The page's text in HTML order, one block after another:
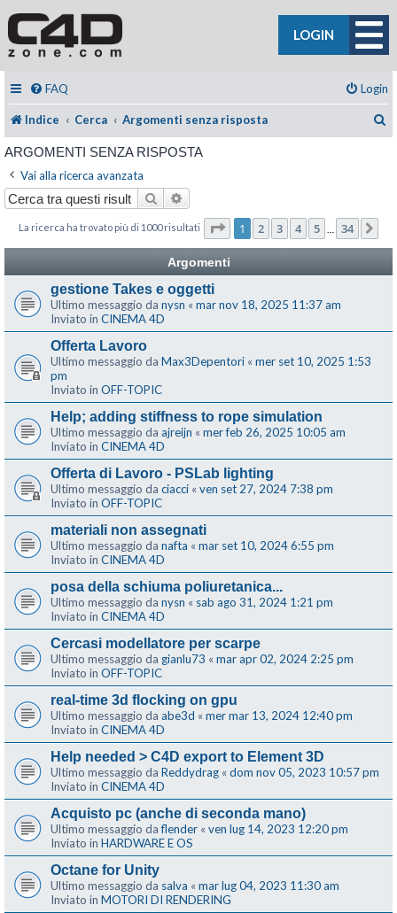
LOGIN
FAQ Login
Indice Cerca Argomenti senza risposta
ARGOMENTI SENZA RISPOSTA
Vai alla ricerca avanzata
Cerca
La ricerca ha trovato più di 1000 risultati Pagina di 34
1 2 3 4 5 34
Argomenti
gestione Takes e oggetti
Ultimo messaggio da nysn « mar nov 18, 2025 11:37 am
Inviato in CINEMA 4D
Offerta Lavoro
Ultimo messaggio da Max3Depentori « mer set 10, 2025 1:53
pm
Inviato in OFF-TOPIC
Help; adding stiffness to rope simulation
Ultimo messaggio da ajreijn « mer feb 26, 2025 10:05 am
Inviato in CINEMA 4D
Offerta di Lavoro - PSLab lighting
Ultimo messaggio da ciacci « ven set 27, 2024 7:38 pm
Inviato in OFF-TOPIC
materiali non assegnati
Ultimo messaggio da nafta « mar set 10, 2024 6:55 pm
Inviato in CINEMA 4D
posa della schiuma poliuretanica...
Ultimo messaggio da nysn « sab ago 31, 2024 1:21 pm
Inviato in CINEMA 4D
Cercasi modellatore per scarpe
Ultimo messaggio da gianlu73 « mar apr 02, 2024 2:25 pm
Inviato in OFF-TOPIC
real-time 3d flocking on gpu
Ultimo messaggio da abe3d « mer mar 13, 2024 12:40 pm
Inviato in CINEMA 4D
Help needed > C4D export to Element 3D
Ultimo messaggio da Reddydrag « dom nov 05, 2023 10:57 pm
Inviato in CINEMA 4D
Acquisto pc (anche di seconda mano)
Ultimo messaggio daflender « ven lug 14, 2023 12:20 pm
Inviato in HARDWARE E OS
Octane for Unity
Ultimo messaggio da salva « mar lug 04, 2023 11:30 am
Inviato in MOTORI DI RENDERING